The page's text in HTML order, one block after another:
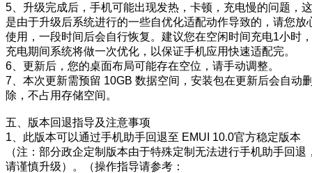
5、升级完成后，手机可能出现发热，卡顿，充电慢的问题，这
是由于升级后系统进行的一些自优化适配动作导致的，请您放
使用，一段时间后会自行恢复。建议您在空闲时间充电1小时，
充电期间系统将做一次优化，以保证手机应用快速适配完。
6、更新后，您的桌面布局可能存在空位，请手动调整。
7、本次更新需预留 10GB 数据空间，安装包在更新后会自动
除，不占用存储空间。
五、版本回退指导及注意事项
1、此版本可以通过手机助手回退至 EMUI 10.0官方稳定版本
（注：部分政企定制版本由于特殊定制无法进行手机助手回退
请谨慎升级）。（操作指导请参考：